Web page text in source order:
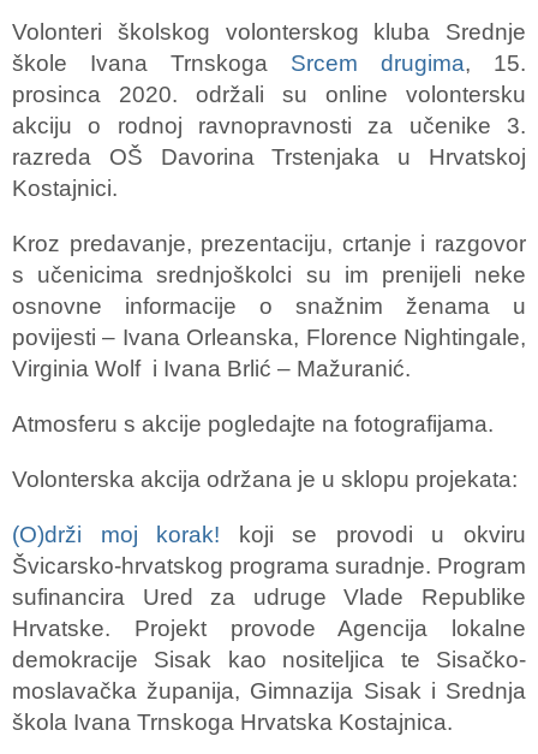
Volonteri školskog volonterskog kluba Srednje
škole Ivana Trnskoga Srcem drugima, 15.
prosinca 2020. održali su online volontersku
akciju o rodnoj ravnopravnosti za učenike 3.
razreda OŠ Davorina Trstenjaka u Hrvatskoj
Kostajnici.
Kroz predavanje, prezentaciju, crtanje i razgovor
s učenicima srednjoškolci su im prenijeli neke
osnovne informacije o snažnim ženama u
povijesti – Ivana Orleanska, Florence Nightingale,
Virginia Wolf i Ivana Brlić – Mažuranić.
Atmosferu s akcije pogledajte na fotografijama.
Volonterska akcija održana je u sklopu projekata:
(O)drži moj korak! koji se provodi u okviru
Švicarsko-hrvatskog programa suradnje. Program
sufinancira Ured za udruge Vlade Republike
Hrvatske. Projekt provode Agencija lokalne
demokracije Sisak kao nositeljica te Sisačko-
moslavačka županija, Gimnazija Sisak i Srednja
škola Ivana Trnskoga Hrvatska Kostajnica.